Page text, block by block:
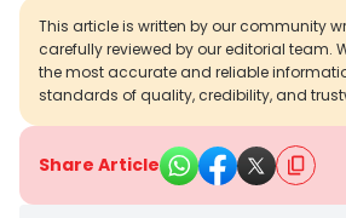
This article is written by our community
carefully reviewed by our editorial team.
the most accurate and reliable
standards of quality, credibility, and
Share Article